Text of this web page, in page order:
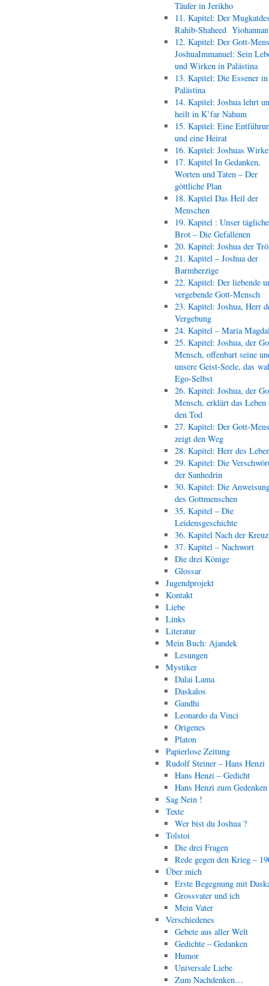
Täufer in Jerikho
11. Kapitel: Der
Rahib-Shaheed
12. Kapitel: Der Gott-
JoshuaImmanuel: Sein
und Wirken in Palästina
13. Kapitel: Die Essener in
Palästina
14. Kapitel: Joshua lehrt
heilt in K’far Nahum
15. Kapitel: Eine
und eine Heirat
16. Kapitel: Joshuas
17. Kapitel In Gedanken,
Worten und Taten – Der
göttliche Plan
18. Kapitel Das Heil der
Menschen
19. Kapitel : Unser
Brot – Die Gefallenen
20. Kapitel: Joshua der
21. Kapitel – Joshua der
Barmherzige
22. Kapitel: Der liebende
vergebende Gott-Mensch
23. Kapitel: Joshua, Herr
Vergebung
24. Kapitel – Maria
25. Kapitel: Joshua, der
Mensch, offenbart seine
unsere Geist-Seele, das
Ego-Selbst
26. Kapitel: Joshua, der
Mensch, erklärt das Leben
den Tod
27. Kapitel: Der Gott-
zeigt den Weg
28. Kapitel: Herr des
29. Kapitel: Die
der Sanhedrin
30. Kapitel: Die
des Gottmenschen
35. Kapitel – Die
Leidensgeschichte
36. Kapitel Nach der
37. Kapitel – Nachwort
Die drei Könige
Glossar
Jugendprojekt
Kontakt
Liebe
Links
Literatur
Mein Buch: Ajandek
Lesungen
Mystiker
Dalai Lama
Daskalos
Gandhi
Leonardo da Vinci
Origenes
Platon
Papierlose Zeitung
Rudolf Steiner – Hans Henzi
Hans Henzi – Gedicht
Hans Henzi zum Gedenken
Sag Nein !
Texte
Wer bist du Joshua ?
Tolstoi
Die drei Fragen
Rede gegen den Krieg –
Über mich
Erste Begegnung mit
Grossvater und ich
Mein Vater
Verschiedenes
Gebete aus aller Welt
Gedichte – Gedanken
Humor
Universale Liebe
Zum Nachdenken…